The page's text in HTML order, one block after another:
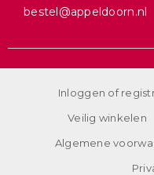
bestel@appeldoorn.nl
Inloggen of
Veilig winkelen
Algemene